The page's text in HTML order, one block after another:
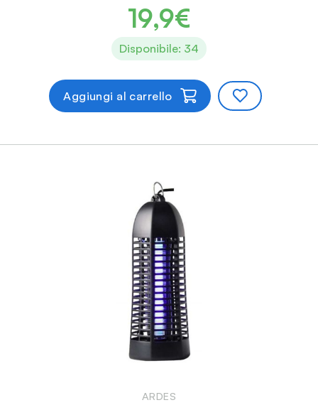
19,9€
Disponibile: 34
Aggiungi al carrello
ARDES